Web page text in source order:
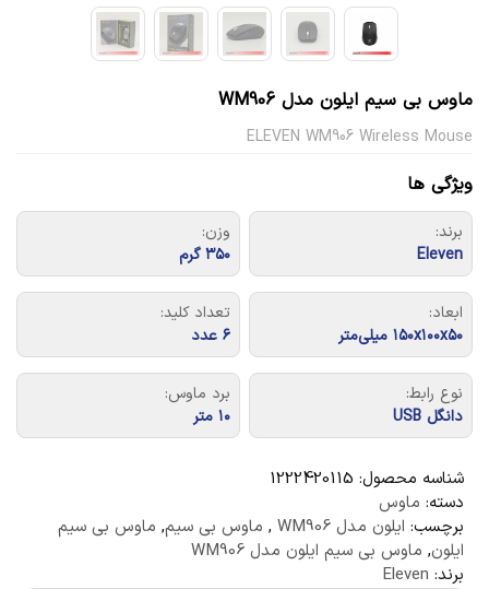
ماوس بی سیم ایلون مدل WM906
ELEVEN WM906 Wireless Mouse
ویژگی ها
برند:
Eleven
وزن:
۳۵۰ گرم
ابعاد:
۱۵۰x۱۰۰x۵۰ میلی‌متر
تعداد کلید:
۶ عدد
نوع رابط:
دانگل USB
برد ماوس:
۱۰ متر
شناسه محصول: 1222420115
دسته: ماوس
برچسب: ایلون مدل WM906 , ماوس بی سیم, ماوس بی سیم
ایلون, ماوس بی سیم ایلون مدل WM906
برند: Eleven